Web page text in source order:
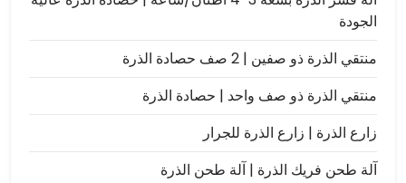
الجودة
منتقي الذرة ذو صفين | 2 صف حصادة الذرة
منتقي الذرة ذو صف واحد | حصادة الذرة
زارع الذرة | زارع الذرة للجرار
آلة طحن فريك الذرة | آلة طحن الذرة